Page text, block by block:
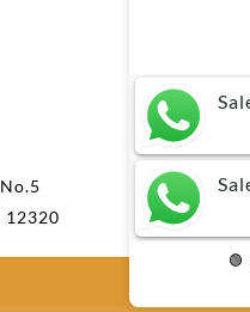
12320
Phone :
e-Mail :
e-Mail :
🟢